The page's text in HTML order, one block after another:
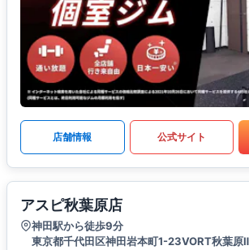
店舗情報 公式サイト
アスピ秋葉原店
神田駅から徒歩9分
東京都千代田区神田岩本町1-23VORT秋葉原